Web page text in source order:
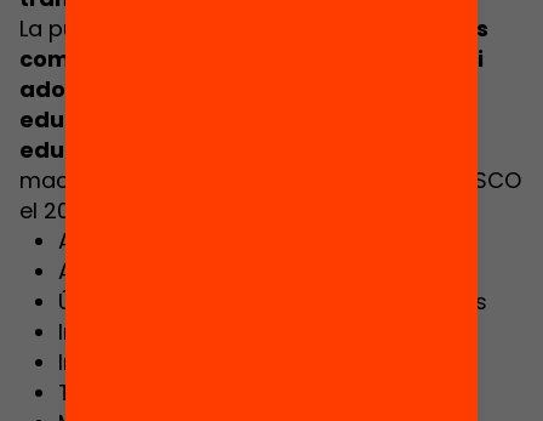
La publicació que presentem
identifica les
competències transversals que infants i
adolescents aprenen dins les activitats
educatives més singulars del lleure
educatiu.
macro competències definides per la UNESCO
el 2018.
Aprenentatge al llarg de la vida
Autogestió
Ús interactiu d’eines i recursos diversos
Interacció amb els altres
Interacció amb el món
Transdisciplinarietat